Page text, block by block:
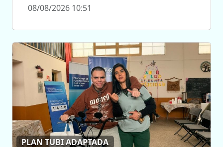
08/08/2026 10:51
PLAN TUBI ADAPTADA